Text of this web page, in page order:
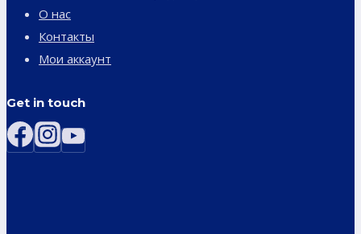
О нас
Контакты
Мои аккаунт
Get in touch